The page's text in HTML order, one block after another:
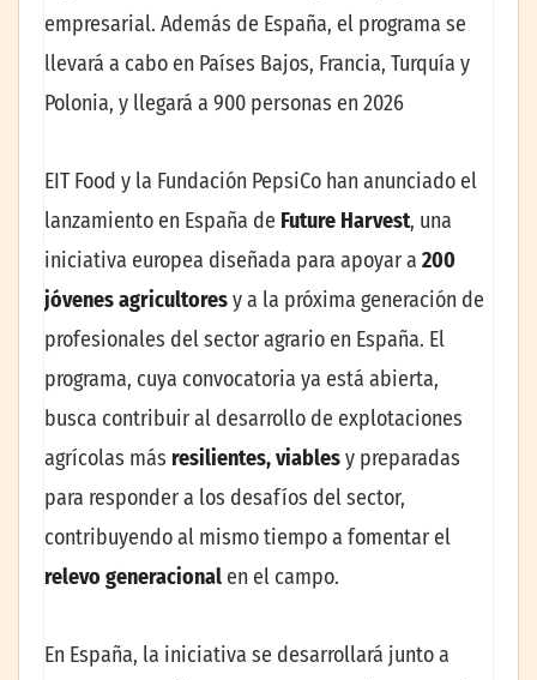
empresarial. Además de España, el programa se
llevará a cabo en Países Bajos, Francia, Turquía y
Polonia, y llegará a 900 personas en 2026
EIT Food y la Fundación PepsiCo han anunciado el
lanzamiento en España de Future Harvest, una
iniciativa europea diseñada para apoyar a 200
jóvenes agricultoresy a la próxima generación de
profesionales del sector agrario en España. El
programa, cuya convocatoria ya está abierta,
busca contribuir al desarrollo de explotaciones
agrícolas más resilientes, viablesy preparadas
para responder a los desafíos del sector,
contribuyendo al mismo tiempo a fomentar el
relevo generacional en el campo.
En España, la iniciativa se desarrollará junto a